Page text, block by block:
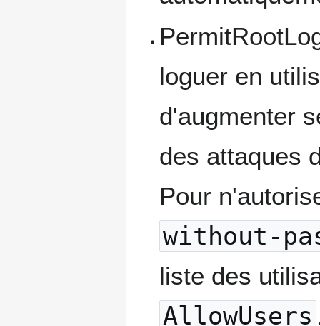
loguer en
d'augmenter
des attaques
Pour
without-
liste des
AllowUsers